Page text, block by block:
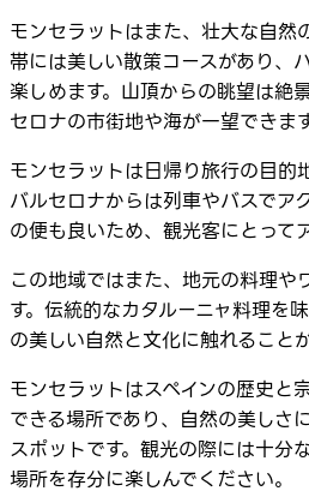
モンセラットはまた、壮大な自然
帯には美しい散策コースがあり、
楽しめます。山頂からの眺望は絶
セロナの市街地や海が一望できます
モンセラットは日帰り旅行の目的
バルセロナからは列車やバスでア
の便も良いため、観光客にとって
この地域ではまた、地元の料理や
す。伝統的なカタルーニャ料理を
の美しい自然と文化に触れること
モンセラットはスペインの歴史と
できる場所であり、自然の美しさ
スポットです。観光の際には十分
場所を存分に楽しんでください。